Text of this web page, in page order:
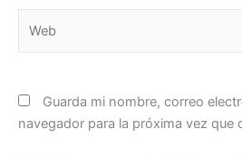
Guarda mi nombre, correo
navegador para la próxima vez que